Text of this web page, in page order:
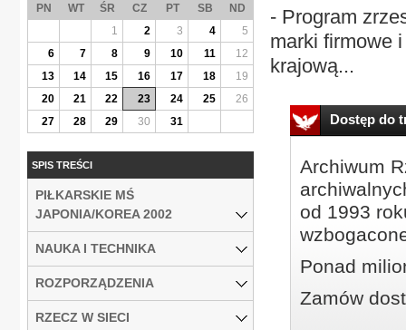
- Program
marki firmowe
krajową...
Dostęp do
Archiwum
od 1993
Ponad
Zamów
PN WT ŚR CZ PT SB
ND
1
2 3 4
5
6
7 8 9 10 11
12
13
14 15 16 17 18
19
20
21 22 23 24 25
26
27
28 29 30 31
SPIS TREŚCI
PIŁKARSKIE MŚ
JAPONIA/KOREA 2002
NAUKA I TECHNIKA
ROZPORZĄDZENIA
RZECZ W SIECI